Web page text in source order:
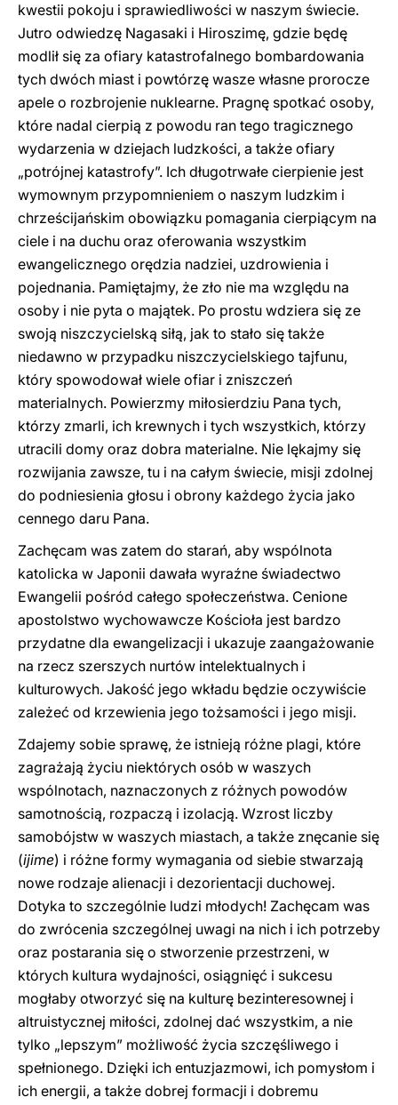
kwestii pokoju i sprawiedliwości w naszym świecie.
Jutro odwiedzę Nagasaki i Hiroszimę, gdzie będę
modlił się za ofiary katastrofalnego bombardowania
tych dwóch miast i powtórzę wasze własne prorocze
apele o rozbrojenie nuklearne. Pragnę spotkać osoby,
które nadal cierpią z powodu ran tego tragicznego
wydarzenia w dziejach ludzkości, a także ofiary
„potrójnej katastrofy”. Ich długotrwałe cierpienie jest
wymownym przypomnieniem o naszym ludzkim i
chrześcijańskim obowiązku pomagania cierpiącym na
ciele i na duchu oraz oferowania wszystkim
ewangelicznego orędzia nadziei, uzdrowienia i
pojednania. Pamiętajmy, że zło nie ma względu na
osoby i nie pyta o majątek. Po prostu wdziera się ze
swoją niszczycielską siłą, jak to stało się także
niedawno w przypadku niszczycielskiego tajfunu,
który spowodował wiele ofiar i zniszczeń
materialnych. Powierzmy miłosierdziu Pana tych,
którzy zmarli, ich krewnych i tych wszystkich, którzy
utracili domy oraz dobra materialne. Nie lękajmy się
rozwijania zawsze, tu i na całym świecie, misji zdolnej
do podniesienia głosu i obrony każdego życia jako
cennego daru Pana.
Zachęcam was zatem do starań, aby wspólnota
katolicka w Japonii dawała wyraźne świadectwo
Ewangelii pośród całego społeczeństwa. Cenione
apostolstwo wychowawcze Kościoła jest bardzo
przydatne dla ewangelizacji i ukazuje zaangażowanie
na rzecz szerszych nurtów intelektualnych i
kulturowych. Jakość jego wkładu będzie oczywiście
zależeć od krzewienia jego tożsamości i jego misji.
Zdajemy sobie sprawę, że istnieją różne plagi, które
zagrażają życiu niektórych osób w waszych
wspólnotach, naznaczonych z różnych powodów
samotnością, rozpaczą i izolacją. Wzrost liczby
samobójstw w waszych miastach, a także znęcanie się
(ijime) i różne formy wymagania od siebie stwarzają
nowe rodzaje alienacji i dezorientacji duchowej.
Dotyka to szczególnie ludzi młodych! Zachęcam was
do zwrócenia szczególnej uwagi na nich i ich potrzeby
oraz postarania się o stworzenie przestrzeni, w
których kultura wydajności, osiągnięć i sukcesu
mogłaby otworzyć się na kulturę bezinteresownej i
altruistycznej miłości, zdolnej dać wszystkim, a nie
tylko „lepszym” możliwość życia szczęśliwego i
spełnionego. Dzięki ich entuzjazmowi, ich pomysłom i
ich energii, a także dobrej formacji i dobremu